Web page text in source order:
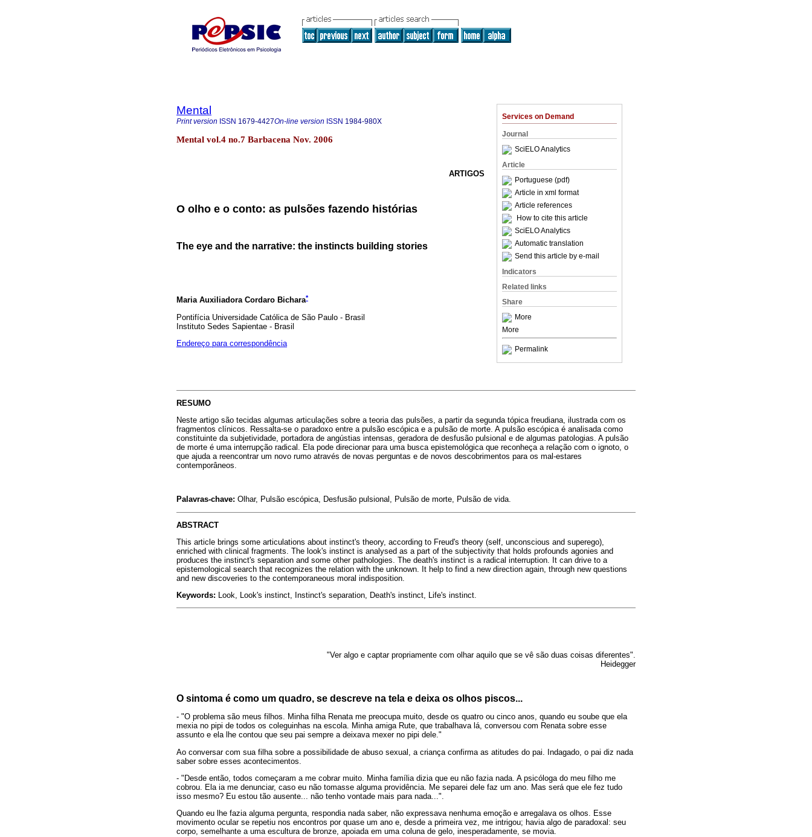
Services on Demand
Journal
SciELO Analytics
Article
Portuguese (pdf)
Article in xml format
Article references
How to cite this article
SciELO Analytics
Automatic translation
Send this article by e-mail
Indicators
Related links
Share
More
More
Permalink
Mental
Print version ISSN 1679-4427On-line version ISSN 1984-980X
Mental vol.4 no.7 Barbacena Nov. 2006
ARTIGOS
O olho e o conto: as pulsões fazendo histórias
The eye and the narrative: the instincts building stories
Maria Auxiliadora Cordaro Bichara*
Pontifícia Universidade Católica de São Paulo - Brasil
Instituto Sedes Sapientae - Brasil
Endereço para correspondência
RESUMO
Neste artigo são tecidas algumas articulações sobre a teoria das pulsões, a partir da segunda tópica freudiana, ilustrada com os
fragmentos clínicos. Ressalta-se o paradoxo entre a pulsão escópica e a pulsão de morte. A pulsão escópica é analisada como
constituinte da subjetividade, portadora de angústias intensas, geradora de desfusão pulsional e de algumas patologias. A pulsão
de morte é uma interrupção radical. Ela pode direcionar para uma busca epistemológica que reconheça a relação com o ignoto, o
que ajuda a reencontrar um novo rumo através de novas perguntas e de novos descobrimentos para os mal-estares
contemporâneos.
Palavras-chave: Olhar, Pulsão escópica, Desfusão pulsional, Pulsão de morte, Pulsão de vida.
ABSTRACT
This article brings some articulations about instinct's theory, according to Freud's theory (self, unconscious and superego),
enriched with clinical fragments. The look's instinct is analysed as a part of the subjectivity that holds profounds agonies and
produces the instinct's separation and some other pathologies. The death's instinct is a radical interruption. It can drive to a
epistemological search that recognizes the relation with the unknown. It help to find a new direction again, through new questions
and new discoveries to the contemporaneous moral indisposition.
Keywords: Look, Look's instinct, Instinct's separation, Death's instinct, Life's instinct.
"Ver algo e captar propriamente com olhar aquilo que se vê são duas coisas diferentes".
Heidegger
O sintoma é como um quadro, se descreve na tela e deixa os olhos piscos...
- "O problema são meus filhos. Minha filha Renata me preocupa muito, desde os quatro ou cinco anos, quando eu soube que ela
mexia no pipi de todos os coleguinhas na escola. Minha amiga Rute, que trabalhava lá, conversou com Renata sobre esse
assunto e ela lhe contou que seu pai sempre a deixava mexer no pipi dele."
Ao conversar com sua filha sobre a possibilidade de abuso sexual, a criança confirma as atitudes do pai. Indagado, o pai diz nada
saber sobre esses acontecimentos.
- "Desde então, todos começaram a me cobrar muito. Minha família dizia que eu não fazia nada. A psicóloga do meu filho me
cobrou. Ela ia me denunciar, caso eu não tomasse alguma providência. Me separei dele faz um ano. Mas será que ele fez tudo
isso mesmo? Eu estou tão ausente... não tenho vontade mais para nada...".
Quando eu lhe fazia alguma pergunta, respondia nada saber, não expressava nenhuma emoção e arregalava os olhos. Esse
movimento ocular se repetiu nos encontros por quase um ano e, desde a primeira vez, me intrigou; havia algo de paradoxal: seu
corpo, semelhante a uma escultura de bronze, apoiada em uma coluna de gelo, inesperadamente, se movia.